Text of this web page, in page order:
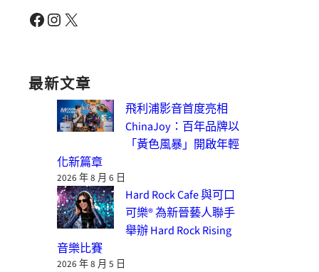
Facebook Instagram X
最新文章
飛利浦影音首度亮相
ChinaJoy：百年品牌以
「黃色風暴」開啟年輕
化新篇章
2026 年 8 月 6 日
Hard Rock Cafe 與可口
可樂® 為新晉藝人聯手
舉辦 Hard Rock Rising
音樂比賽
2026 年 8 月 5 日